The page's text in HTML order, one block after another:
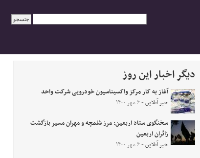
دیگر اخبار این روز
آغاز به کار مرکز واکسیناسیون خودرویی شرکت واحد
خبر آنلاین- ۶ مهر ۱۴۰۰
سخنگوی ستاد اربعین: مرز شلمچه و مهران مسیر بازگشت
زائران اربعین
خبر آنلاین- ۶ مهر ۱۴۰۰